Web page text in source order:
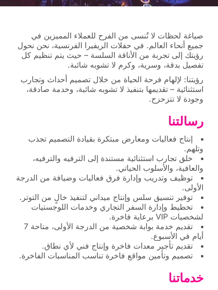
صياغة لحظات لا تُنسى من الفرح للعملاء المميزين في
جميع أنحاء العالم. في حفلات الريفيرا الفرنسية، نحن نحول
رؤيتك إلى تجربة من الأناقة السلسة – حيث يتم تنظيم كل
تفصيل بدقة، وسرية، وكرم لا تشوبه شائبة.
رؤيتنا: لإلهام فرحة الحياة من خلال تصميم أحداث وتجارب
استثنائية – تقديمها بتنفيذ لا تشوبه شائبة، وخدمة صادقة،
وجودة لا تتزحزح.
رسالتنا
إنتاج فعاليات ومعارض مبتكرة بقيادة التصميم تجذب
وتلهم.
خلق تجارب استثنائية مستندة إلى الترفيه والترفيه،
والعافية، والأسلوب الحياتي.
توظيف وتدريب وإدارة فرق فعاليات وضيافة من الدرجة
الأولى.
توفير تنسيق سلس وإنتاج ميداني لتنفيذ خالٍ من التوتر.
تخطيط وإدارة السفر التجاري وخدمات اللوجستيات
لشخصيات VIP برعاية فاخرة.
تقديم خدمة بوابة شخصية من الدرجة الأولى، متاحة 7
أيام في الأسبوع.
تقديم تأجير معدات فاخرة وإنتاج فني لأي نطاق.
تصميم وتأمين مواقع فاخرة تناسب المناسبات الفاخرة.
خدماتنا